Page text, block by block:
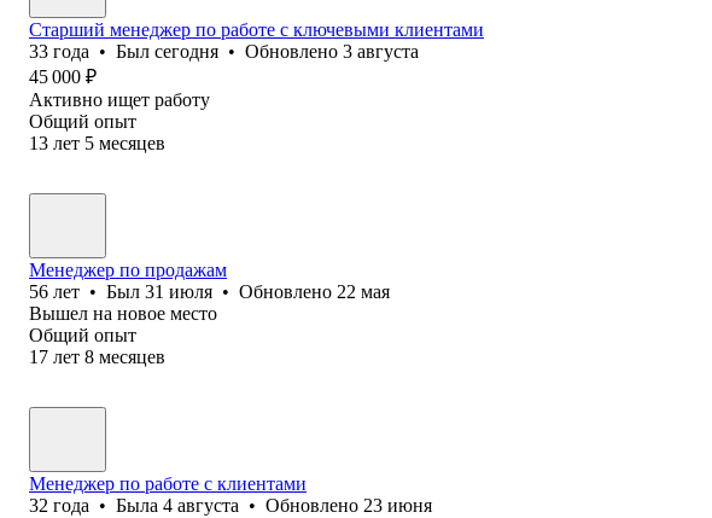
Старший менеджер по работе с ключевыми клиентами
33 года • Был сегодня • Обновлено 3 августа
45 000 ₽
Активно ищет работу
Общий опыт
13 лет 5 месяцев
Менеджер по продажам
56 лет • Был 31 июля • Обновлено 22 мая
Вышел на новое место
Общий опыт
17 лет 8 месяцев
Менеджер по работе с клиентами
32 года • Была 4 августа • Обновлено 23 июня